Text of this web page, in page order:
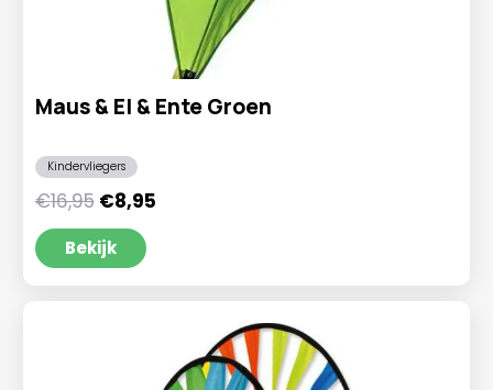
Maus & El & Ente Groen
Kindervliegers
€16,95 Oorspronkelijke
prijs
was:
€16,95.
€8,95Huidige
Bekijk